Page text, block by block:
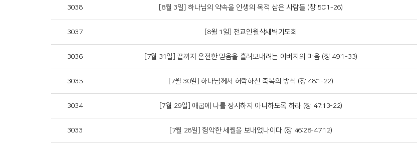
3038 [8월 3일] 하나님의 약속을 인생의 목적 삼은 사람들 (창 50:1-26)
3037 [8월 1일] 전교인월삭새벽기도회
3036 [7월 31일] 끝까지 온전한 믿음을 흘려보내려는 아버지의 마음 (창 49:1-33)
3035 [7월 30일] 하나님께서 허락하신 축복의 방식 (창 48:1-22)
3034 [7월 29일] 애굽에 나를 장사하지 아니하도록 하라 (창 47:13-22)
3033 [7월 28일] 험악한 세월을 보내었나이다 (창 46:28-47:12)